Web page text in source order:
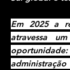
Em 2025 a
atravessa